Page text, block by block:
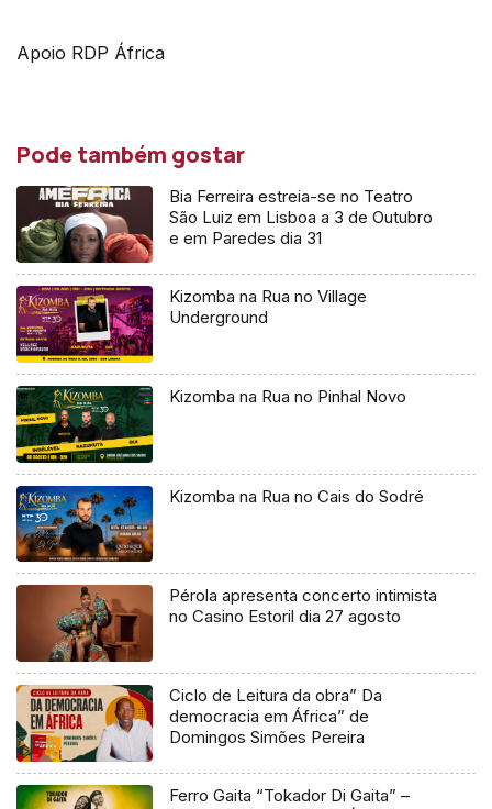
Apoio RDP África
Pode também gostar
Bia Ferreira estreia-se no Teatro
São Luiz em Lisboa a 3 de Outubro
e em Paredes dia 31
Kizomba na Rua no Village
Underground
Kizomba na Rua no Pinhal Novo
Kizomba na Rua no Cais do Sodré
Pérola apresenta concerto intimista
no Casino Estoril dia 27 agosto
Ciclo de Leitura da obra” Da
democracia em África” de
Domingos Simões Pereira
Ferro Gaita “Tokador Di Gaita” –